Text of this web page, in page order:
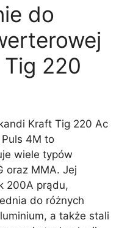
do
220
Kraft Tig 220 Ac
4M to
wiele typów
oraz MMA. Jej
200A prądu,
do różnych
a także stali